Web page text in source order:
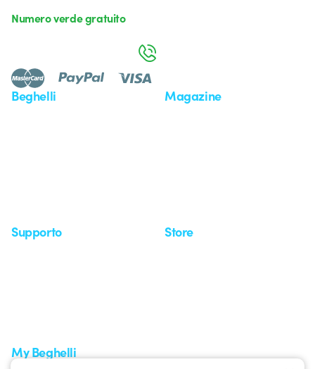
Beghelli Magazine
Supporto Store
My Beghelli
Numero verde gratuito